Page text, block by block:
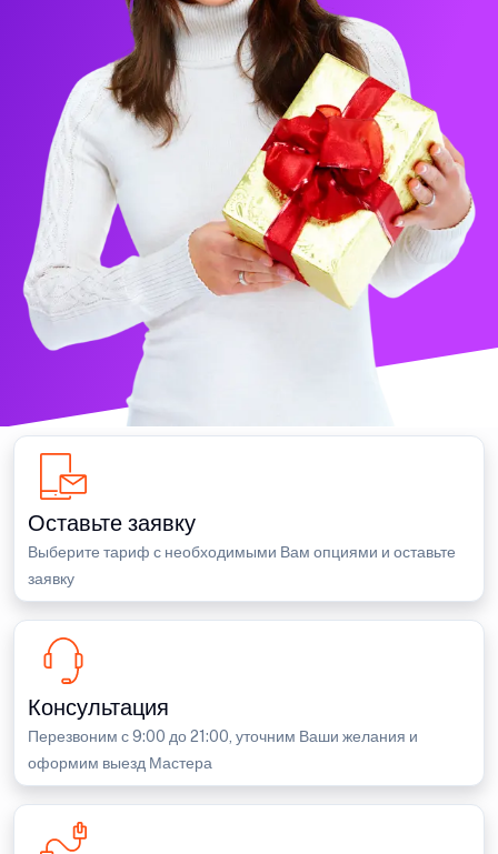
Оставьте заявку
Выберите тариф с необходимыми Вам опциями и оставьте
заявку
Консультация
Перезвоним с 9:00 до 21:00, уточним Ваши желания и
оформим выезд Мастера